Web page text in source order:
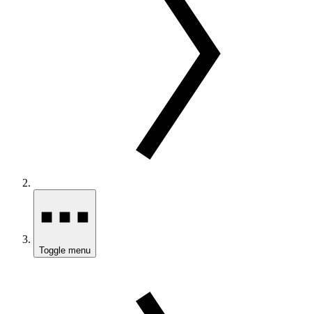
Toggle menu